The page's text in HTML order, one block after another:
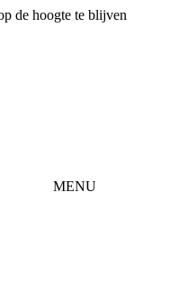
de hoogte te blijven
MENU